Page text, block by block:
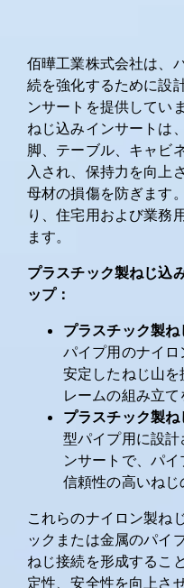
佰曄工業株式会社は、
続を強化するために設
ンサートを提供してい
ねじ込みインサートは
脚、テーブル、キャビ
入され、保持力を向上
母材の損傷を防ぎます
り、住宅用および業務
ます。
プラスチック製ねじ込
ップ：
プラスチック製
パイプ用のナイロ
安定したねじ山
レームの組み立て
プラスチック製
型パイプ用に設
ンサートで、パイ
信頼性の高いねじ
これらのナイロン製ね
ックまたは金属のパイ
ねじ接続を形成するこ
定性、安全性を向上さ